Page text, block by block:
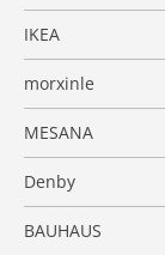
IKEA
morxinle
MESANA
Denby
BAUHAUS